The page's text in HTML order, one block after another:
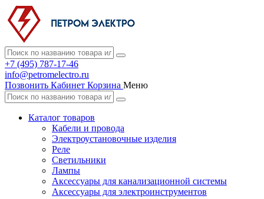
+7 (495) 787-17-46
info@petromelectro.ru
Позвонить Кабинет Корзина Меню
Каталог товаров
Кабели и провода
Электроустановочные изделия
Реле
Светильники
Лампы
Аксессуары для канализационной системы
Аксессуары для электроинструментов